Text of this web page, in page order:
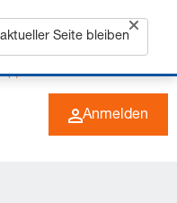
(0) 6266 73-0 DE
Anmelden
Seite bleiben